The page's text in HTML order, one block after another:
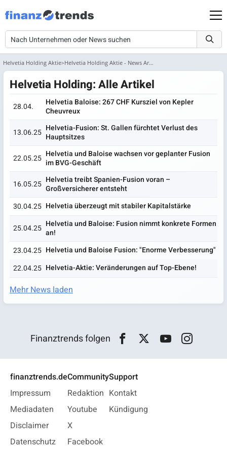
Helvetia Holding Aktie Helvetia Holding Aktie - News Archiv
Helvetia Holding: Alle Artikel
28.04.
Helvetia Baloise: 267 CHF Kursziel von Kepler
Cheuvreux
13.06.25 Helvetia-Fusion: St. Gallen fürchtet Verlust des
Hauptsitzes
22.05.25 Helvetia und Baloise wachsen vor geplanter Fusion
im BVG-Geschäft
16.05.25 Helvetia treibt Spanien-Fusion voran –
Großversicherer entsteht
30.04.25 Helvetia überzeugt mit stabiler Kapitalstärke
25.04.25 Helvetia und Baloise: Fusion nimmt konkrete Formen
an!
23.04.25 Helvetia und Baloise Fusion: "Enorme Verbesserung"
22.04.25 Helvetia-Aktie: Veränderungen auf Top-Ebene!
Mehr News laden
Finanztrends folgen
finanztrends.de
Impressum
Mediadaten
Disclaimer
Datenschutz
Community
Redaktion
Youtube
X
Facebook
Support
Kontakt
Kündigung